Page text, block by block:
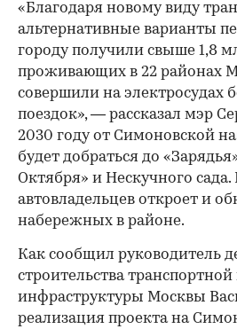
«Благодаря новому виду
альтернативные варианты
городу получили свыше 1,8
проживающих в 22 районах
совершили на электросудах
поездок», — рассказал мэр
2030 году от Симоновской
будет добраться до
Октября» и Нескучного
автовладельцев откроет и
набережных в районе.
Как сообщил руководитель
строительства
инфраструктуры Москвы
реализация проекта на